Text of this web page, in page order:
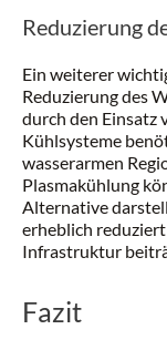
Reduzierung
Ein weiterer
Reduzierung des
durch den Einsatz
Kühlsysteme
wasserarmen
Plasmakühlung
Alternative
erheblich
Infrastruktur
Fazit